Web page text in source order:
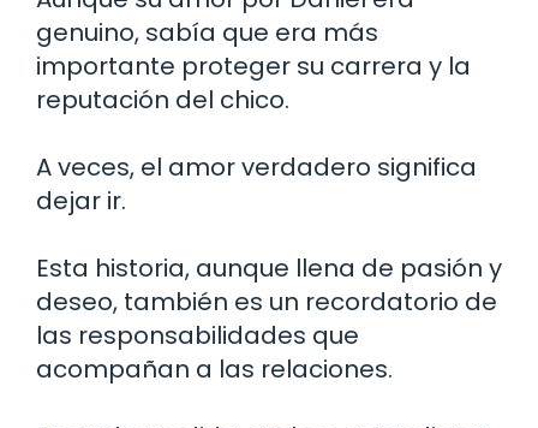
genuino, sabía que era más
importante proteger su carrera y la
reputación del chico.
A veces, el amor verdadero significa
dejar ir.
Esta historia, aunque llena de pasión y
deseo, también es un recordatorio de
las responsabilidades que
acompañan a las relaciones.